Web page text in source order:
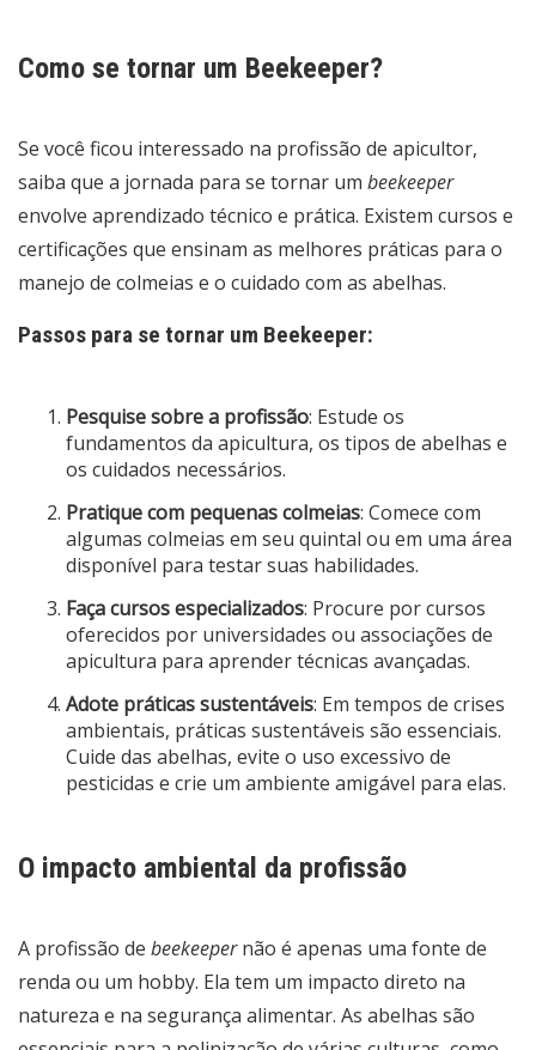
Como se tornar um Beekeeper?
Se você ficou interessado na profissão de apicultor,
saiba que a jornada para se tornar um beekeeper
envolve aprendizado técnico e prática. Existem cursos e
certificações que ensinam as melhores práticas para o
manejo de colmeias e o cuidado com as abelhas.
Passos para se tornar um Beekeeper:
Pesquise sobre a profissão: Estude os
fundamentos da apicultura, os tipos de abelhas e
os cuidados necessários.
Pratique com pequenas colmeias: Comece com
algumas colmeias em seu quintal ou em uma área
disponível para testar suas habilidades.
Faça cursos especializados: Procure por cursos
oferecidos por universidades ou associações de
apicultura para aprender técnicas avançadas.
Adote práticas sustentáveis: Em tempos de crises
ambientais, práticas sustentáveis são essenciais.
Cuide das abelhas, evite o uso excessivo de
pesticidas e crie um ambiente amigável para elas.
O impacto ambiental da profissão
A profissão de beekeepernão é apenas uma fonte de
renda ou um hobby. Ela tem um impacto direto na
natureza e na segurança alimentar. As abelhas são